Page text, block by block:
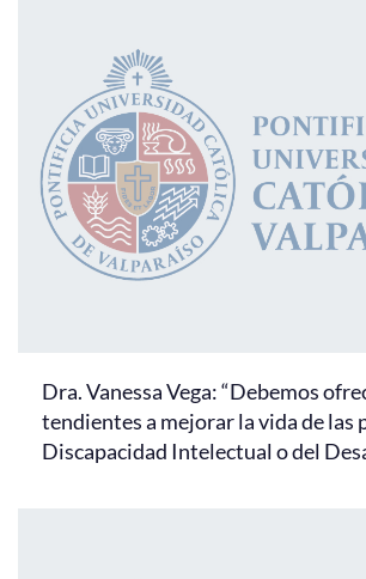
Dra. Vanessa Vega: “Debemos
tendientes a mejorar la vida de las
Discapacidad Intelectual o del